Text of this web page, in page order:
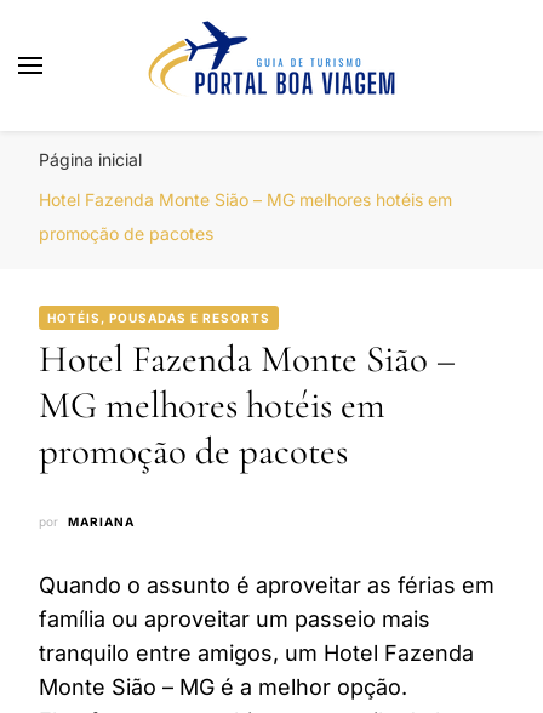
Página inicial
Hotel Fazenda Monte Sião – MG melhores hotéis em
promoção de pacotes
HOTÉIS, POUSADAS E RESORTS
Hotel Fazenda Monte Sião –
MG melhores hotéis em
promoção de pacotes
por MARIANA
Quando o assunto é aproveitar as férias em
família ou aproveitar um passeio mais
tranquilo entre amigos, um Hotel Fazenda
Monte Sião – MG é a melhor opção.